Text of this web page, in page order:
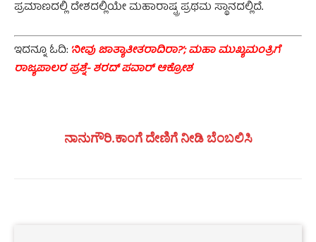
ಪ್ರಮಾಣದಲ್ಲಿ ದೇಶದಲ್ಲಿಯೇ ಮಹಾರಾಷ್ಟ್ರ ಪ್ರಥಮ ಸ್ಥಾನದಲ್ಲಿದೆ.
ಇದನ್ನೂ ಓದಿ:’ನೀವು ಜಾತ್ಯಾತೀತರಾದಿರಾ?’; ಮಹಾ ಮುಖ್ಯಮಂತ್ರಿಗೆ
ರಾಜ್ಯಪಾಲರ ಪ್ರಶ್ನೆ- ಶರದ್ ಪವಾರ್ ಆಕ್ರೋಶ
ನಾನುಗೌರಿ.ಕಾಂಗೆ ದೇಣಿಗೆ ನೀಡಿ ಬೆಂಬಲಿಸಿ